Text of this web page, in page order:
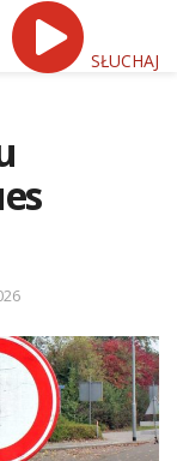
SŁUCHAJ